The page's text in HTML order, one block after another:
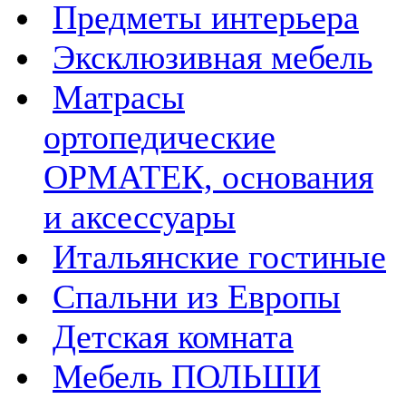
Предметы интерьера
Эксклюзивная мебель
Матрасы
ортопедические
ОРМАТЕК, основания
и аксессуары
Итальянские гостиные
Спальни из Европы
Детская комната
Мебель ПОЛЬШИ